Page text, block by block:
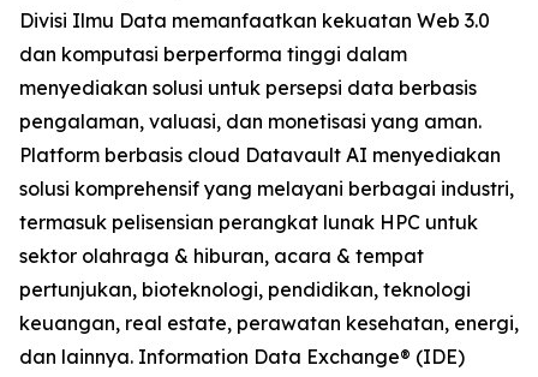
Divisi Ilmu Data memanfaatkan kekuatan Web 3.0
dan komputasi berperforma tinggi dalam
menyediakan solusi untuk persepsi data berbasis
pengalaman, valuasi, dan monetisasi yang aman.
Platform berbasis cloud Datavault AI menyediakan
solusi komprehensif yang melayani berbagai industri,
termasuk pelisensian perangkat lunak HPC untuk
sektor olahraga & hiburan, acara & tempat
pertunjukan, bioteknologi, pendidikan, teknologi
keuangan, real estate, perawatan kesehatan, energi,
dan lainnya. Information Data Exchange® (IDE)